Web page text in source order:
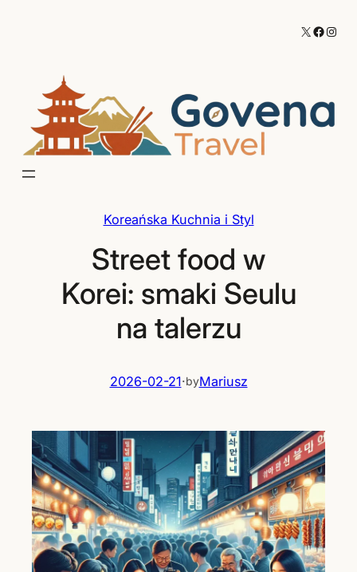
X
Koreańska Kuchnia i Styl
Street food w
Korei: smaki Seulu
na talerzu
2026-02-21·byMariusz